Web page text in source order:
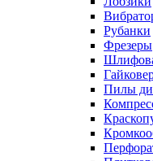
Рубанки
Фрезеры
Пилы